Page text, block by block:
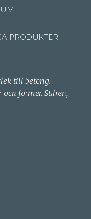
PRODUKTER
till betong.
former. Stilren,